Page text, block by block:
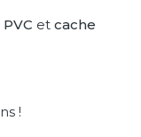
et cache
!